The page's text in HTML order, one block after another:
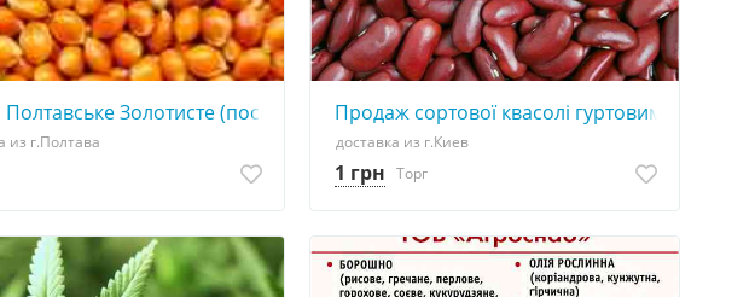
Золотисте (посівне) від Автора
из г.Полтава
Продаж сортової квасолі гуртовими партіями
доставка из г.Киев
1 грн Торг